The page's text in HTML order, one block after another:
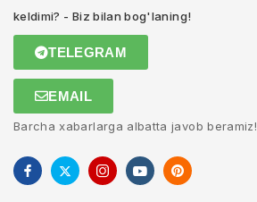
keldimi? - Biz bilan bog'laning!
TELEGRAM
EMAIL
Barcha xabarlarga albatta javob beramiz!